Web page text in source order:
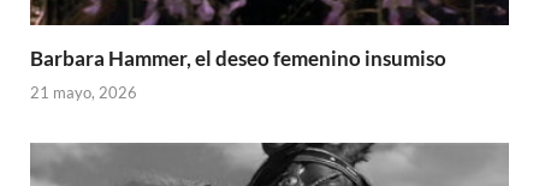
Barbara Hammer, el deseo femenino insumiso
21 mayo, 2026